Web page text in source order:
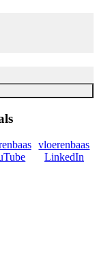
vloerenbaas
LinkedIn